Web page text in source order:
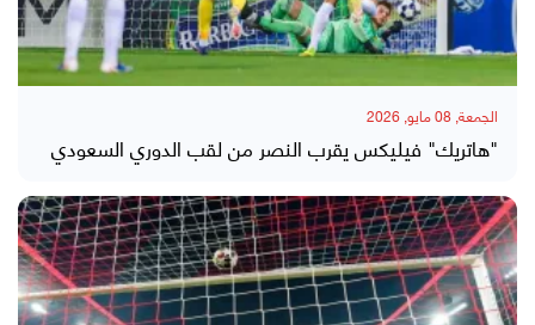
الجمعة, 08 مايو, 2026
"هاتريك" فيليكس يقرب النصر من لقب الدوري السعودي